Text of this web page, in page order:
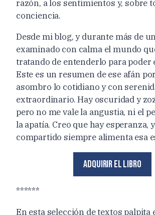
razón, a los sentimientos y, sobre
conciencia.
Desde mi blog, y durante más de
examinado con calma el mundo
tratando de entenderlo para poder
Este es un resumen de ese afán
asombro lo cotidiano y con
extraordinario. Hay oscuridad y
pero no me vale la angustia, ni el
la apatía. Creo que hay esperanza,
compartido siempre alimenta esa
Adquirir el libro
******
En esta selección de textos palpita